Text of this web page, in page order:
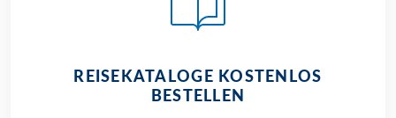
REISEKATALOGE KOSTENLOS
BESTELLEN